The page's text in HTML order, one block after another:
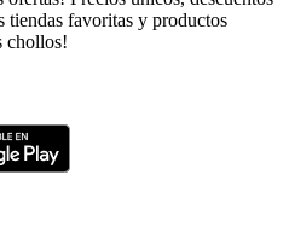
tiendas favoritas y productos
chollos!